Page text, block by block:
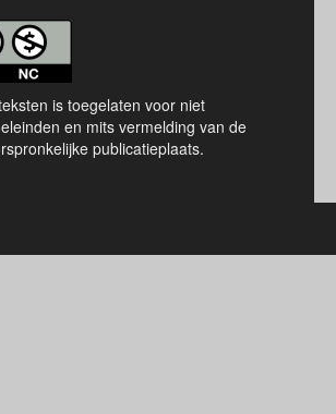
is toegelaten voor niet
en mits vermelding van de
publicatieplaats.